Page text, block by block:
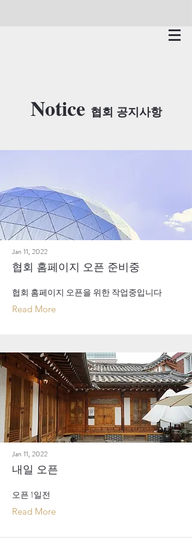
Notice 협회 공지사항
Jan 11, 2022
협회 홈페이지 오픈 준비중
협회 홈페이지 오픈을 위한 작업중입니다
Read More
Jan 11, 2022
내일 오픈
오픈 1일전
Read More